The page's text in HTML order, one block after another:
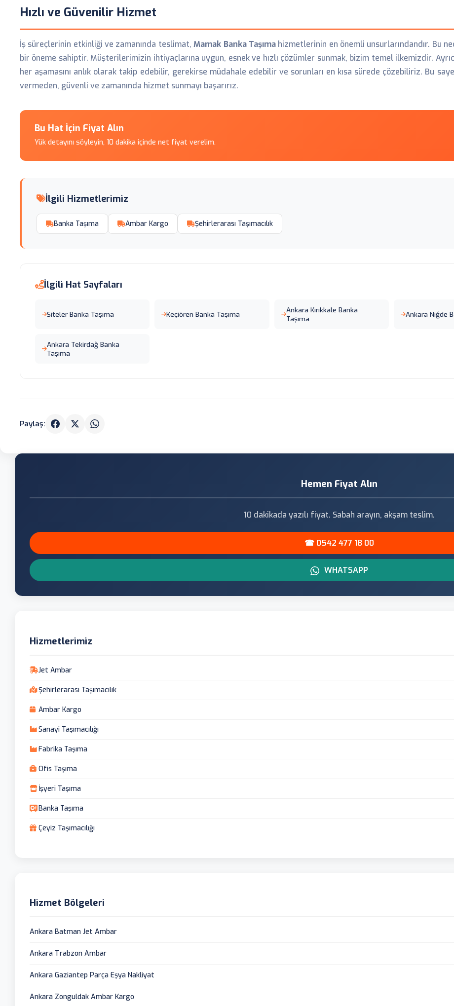
Hızlı ve Güvenilir Hizmet
İş süreçlerinin etkinliği ve zamanında teslimat,Mamak Banka Taşımahizmetlerinin en önemli unsurlarındandır. Bu
bir öneme sahiptir. Müşterilerimizin ihtiyaçlarına uygun, esnek ve hızlı çözümler sunmak, bizim temel ilkemizdir.
her aşamasını anlık olarak takip edebilir, gerekirse müdahale edebilir ve sorunları en kısa sürede çözebiliriz. Bu
vermeden, güvenli ve zamanında hizmet sunmayı başarırız.
Bu Hat İçin Fiyat Alın
Yük detayını söyleyin, 10 dakika içinde net fiyat verelim.
İlgili Hizmetlerimiz
Banka Taşıma Ambar Kargo Şehirlerarası Taşımacılık
İlgili Hat Sayfaları
Siteler Banka Taşıma Keçiören Banka Taşıma
Ankara Kırıkkale Banka
Taşıma
Ankara Niğde
Ankara Tekirdağ Banka
Taşıma
Paylaş:
Hemen Fiyat Alın
10 dakikada yazılı fiyat. Sabah arayın, akşam teslim.
☎ 0542 477 18 00
WHATSAPP
Hizmetlerimiz
Jet Ambar
Şehirlerarası Taşımacılık
Ambar Kargo
Sanayi Taşımacılığı
Fabrika Taşıma
Ofis Taşıma
İşyeri Taşıma
Banka Taşıma
Çeyiz Taşımacılığı
Hizmet Bölgeleri
Ankara Batman Jet Ambar
Ankara Trabzon Ambar
Ankara Gaziantep Parça Eşya Nakliyat
Ankara Zonguldak Ambar Kargo